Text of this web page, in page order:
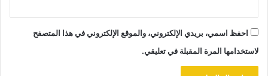
احفظ اسمي، بريدي الإلكتروني، والموقع الإلكتروني في هذا المتصفح
لاستخدامها المرة المقبلة في تعليقي.